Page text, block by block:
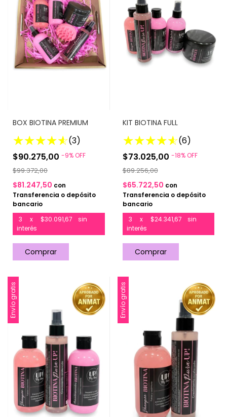
BOX BIOTINA PREMIUM
(3)
$90.275,00 -9%OFF
$99.372,00
$81.247,50 con
Transferencia o depósito
bancario
3
x $30.091,67
sin
interés
KIT BIOTINA FULL
(6)
$73.025,00 -18%OFF
$89.256,00
$65.722,50 con
Transferencia o depósito
bancario
3
x $24.341,67
sin
interés
Envío gratis Envío gratis